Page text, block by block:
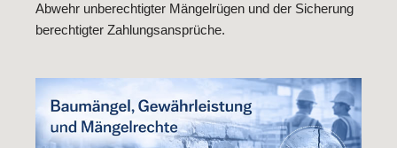
Abwehr unberechtigter Mängelrügen und der Sicherung
berechtigter Zahlungsansprüche.